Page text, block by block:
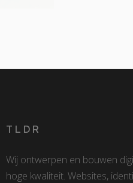
TLDR
Wij ontwerpen en bouwen
hoge kwaliteit. Websites,